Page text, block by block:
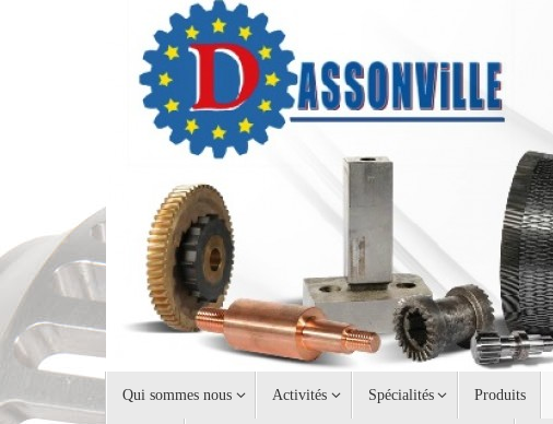
Qui sommes nous Activités Spécialités Produits